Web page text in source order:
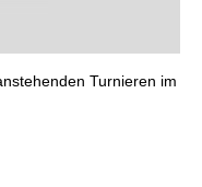
Turnieren im